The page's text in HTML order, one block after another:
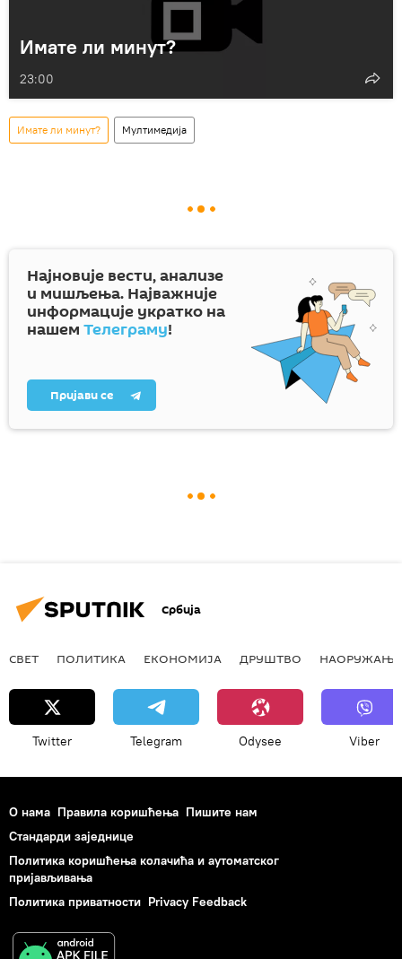
Имате ли минут?
23:00
Имате ли минут? Мултимедија
Најновије вести, анализе
и мишљења. Најважније
информације укратко на
нашем Телеграму!
Пријави се
Србија
СВЕТ ПОЛИТИКА ЕКОНОМИЈА ДРУШТВО НАОРУЖАЊЕ
Twitter Telegram Odysee Viber
О нама Правила коришћења Пишите нам
Стандарди заједнице
Политика коришћења колачића и аутоматског
пријављивања
Политика приватности Privacy Feedback